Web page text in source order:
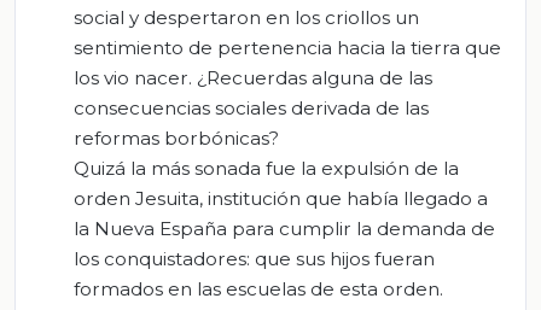
social y despertaron en los criollos un
sentimiento de pertenencia hacia la tierra que
los vio nacer. ¿Recuerdas alguna de las
consecuencias sociales derivada de las
reformas borbónicas?
Quizá la más sonada fue la expulsión de la
orden Jesuita, institución que había llegado a
la Nueva España para cumplir la demanda de
los conquistadores: que sus hijos fueran
formados en las escuelas de esta orden.